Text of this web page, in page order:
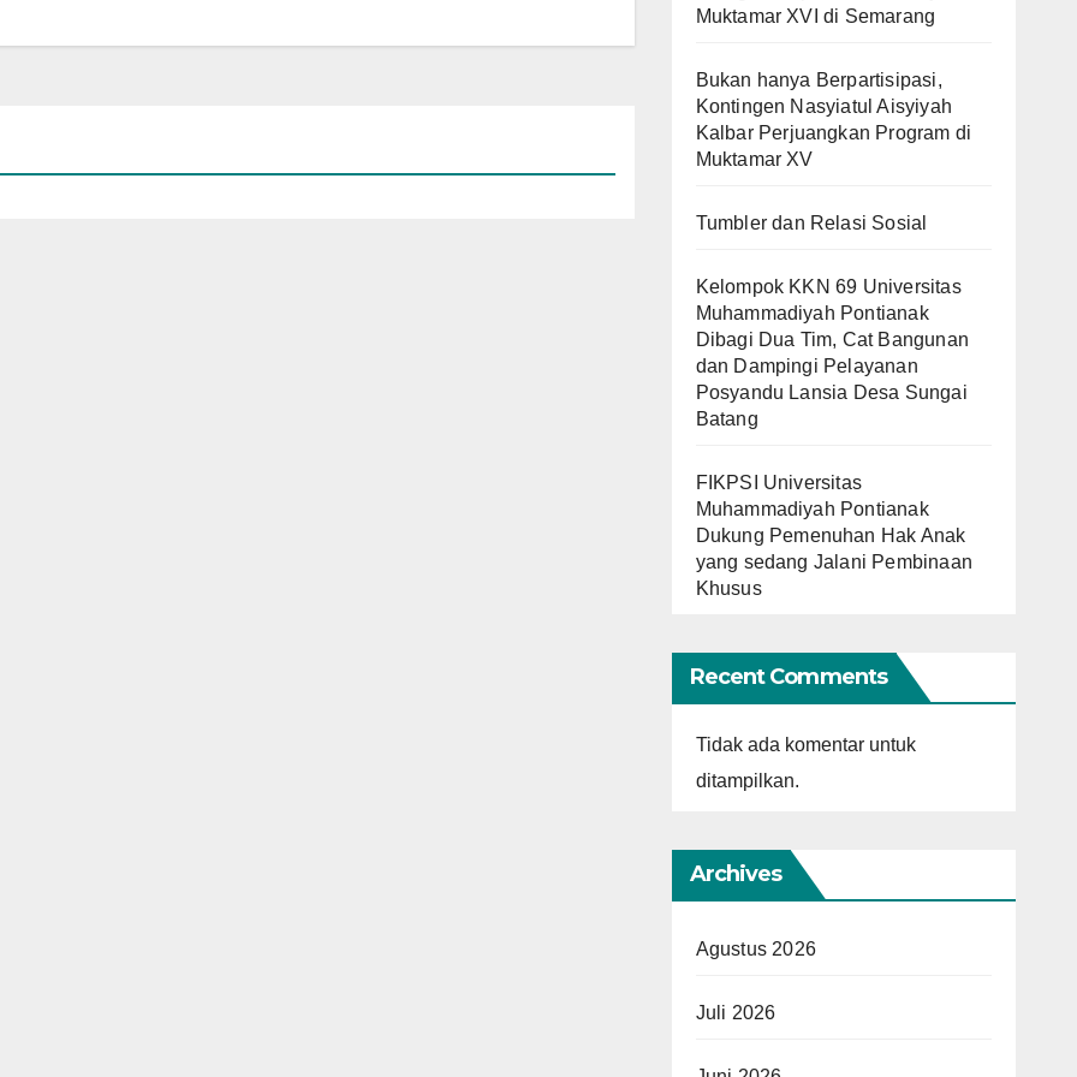
Muktamar XVI di Semarang
Bukan hanya Berpartisipasi,
Kontingen Nasyiatul Aisyiyah
Kalbar Perjuangkan Program di
Muktamar XV
Tumbler dan Relasi Sosial
Kelompok KKN 69 Universitas
Muhammadiyah Pontianak
Dibagi Dua Tim, Cat Bangunan
dan Dampingi Pelayanan
Posyandu Lansia Desa Sungai
Batang
FIKPSI Universitas
Muhammadiyah Pontianak
Dukung Pemenuhan Hak Anak
yang sedang Jalani Pembinaan
Khusus
Recent Comments
Tidak ada komentar untuk
ditampilkan.
Archives
Agustus 2026
Juli 2026